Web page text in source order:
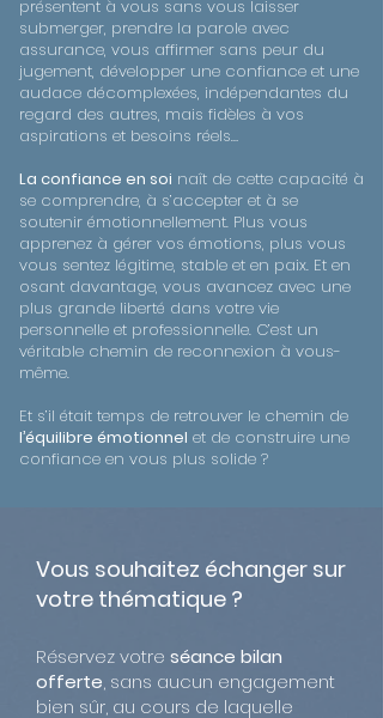
présentent à vous sans vous laisser
submerger, prendre la parole avec
assurance, vous affirmer sans peur du
jugement, développer une confiance et une
audace décomplexées, indépendantes du
regard des autres, mais fidèles à vos
aspirations et besoins réels…
La confiance en soi naît de cette capacité à
se comprendre, à s’accepter et à se
soutenir émotionnellement. Plus vous
apprenez à gérer vos émotions, plus vous
vous sentez légitime, stable et en paix. Et en
osant davantage, vous avancez avec une
plus grande liberté dans votre vie
personnelle et professionnelle. C’est un
véritable chemin de reconnexion à vous-
même.
Et s’il était temps de retrouver le chemin de
l’équilibre émotionnel et de construire une
confiance en vous plus solide ?
Vous souhaitez échanger sur
votre thématique ?
Réservez votre séance bilan
offerte, sans aucun engagement
bien sûr, au cours de laquelle